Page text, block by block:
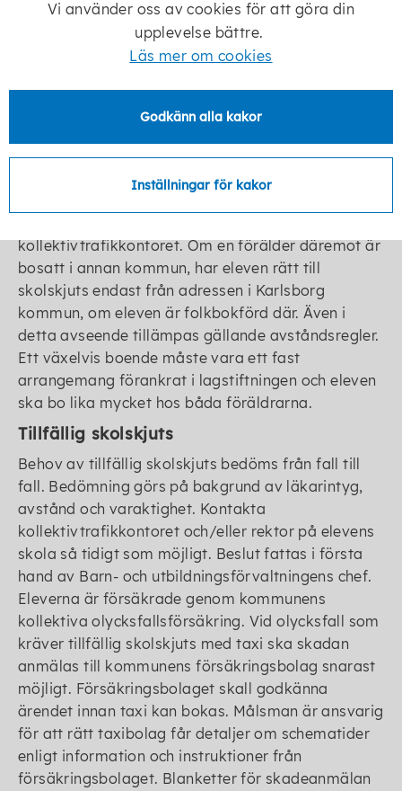
nyttja befintliga skolskjutsar i mån av plats från
redan trafikerad hållplats. Hållplatser och tider kan
variera under läsårets gång beroende på hur
skjutsberättigade elevers behov.
Växelvis boende
Vid växelvis boende inom kommunen är eleven
berättigad till skolskjuts från båda föräldrarnas
kollektivtrafikkontoret. Om en förälder däremot är
bosatt i annan kommun, har eleven rätt till
skolskjuts endast från adressen i Karlsborg
kommun, om eleven är folkbokförd där. Även i
detta avseende tillämpas gällande avståndsregler.
Ett växelvis boende måste vara ett fast
arrangemang förankrat i lagstiftningen och eleven
ska bo lika mycket hos båda föräldrarna.
Tillfällig skolskjuts
Behov av tillfällig skolskjuts bedöms från fall till
fall. Bedömning görs på bakgrund av läkarintyg,
avstånd och varaktighet. Kontakta
kollektivtrafikkontoret och/eller rektor på elevens
skola så tidigt som möjligt. Beslut fattas i första
hand av Barn- och utbildningsförvaltningens chef.
Eleverna är försäkrade genom kommunens
kollektiva olycksfallsförsäkring. Vid olycksfall som
kräver tillfällig skolskjuts med taxi ska skadan
anmälas till kommunens försäkringsbolag snarast
möjligt. Försäkringsbolaget skall godkänna
ärendet innan taxi kan bokas. Målsman är ansvarig
för att rätt taxibolag får detaljer om schematider
enligt information och instruktioner från
försäkringsbolaget. Blanketter för skadeanmälan
Vi använder oss av cookies för att göra din
upplevelse bättre.
Läs mer om cookies
Godkänn alla kakor
Inställningar för kakor